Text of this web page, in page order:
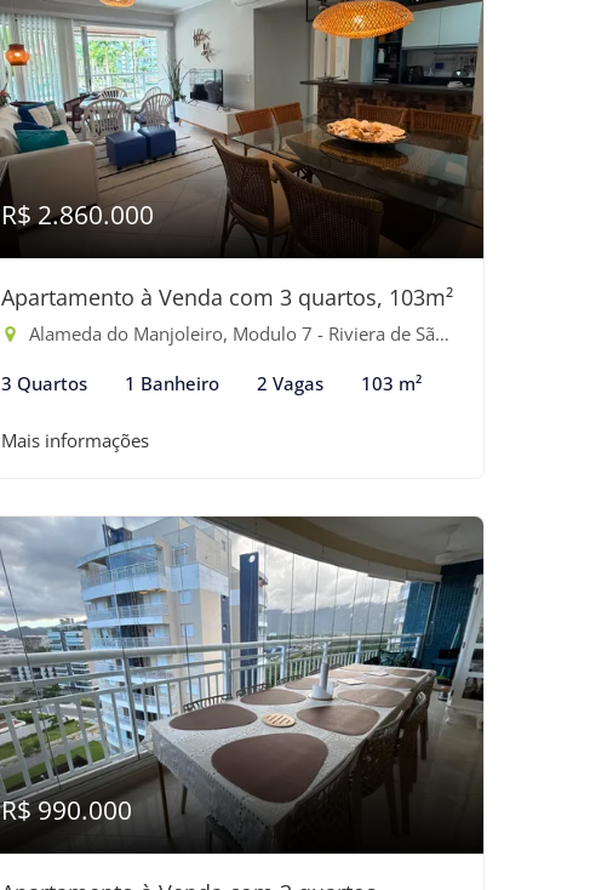
R$ 2.860.000
Apartamento à Venda com 3 quartos, 103m²
Alameda do Manjoleiro, Modulo 7 - Riviera de São Lourenço, Bertioga-SP
3 Quartos 1 Banheiro 2 Vagas 103 m²
Mais informações
R$ 990.000